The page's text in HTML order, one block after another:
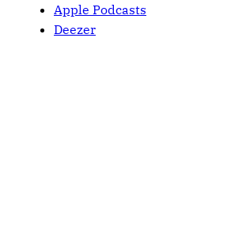
Apple Podcasts
Deezer